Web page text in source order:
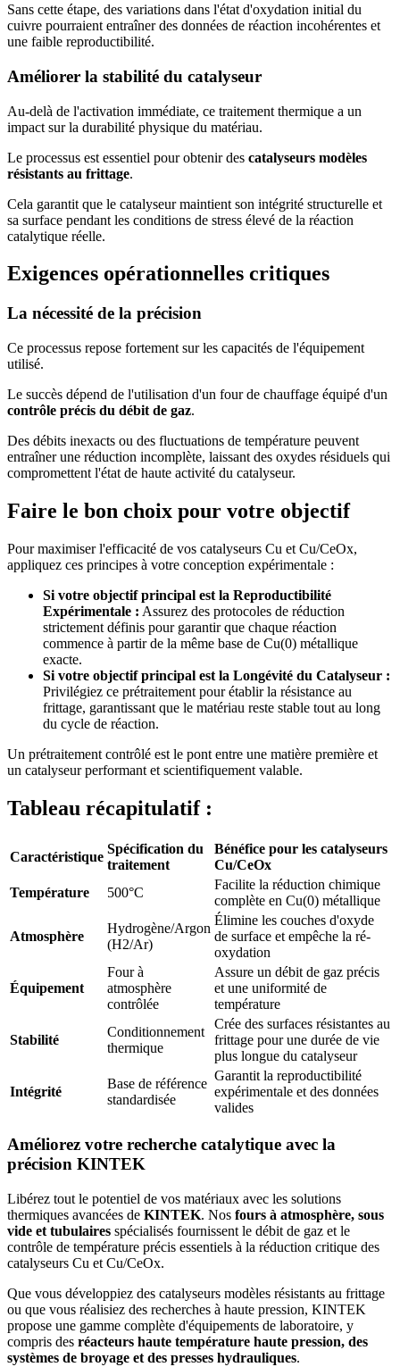
Sans cette étape, des variations dans l'état d'oxydation initial du
cuivre pourraient entraîner des données de réaction incohérentes et
une faible reproductibilité.
Améliorer la stabilité du catalyseur
Au-delà de l'activation immédiate, ce traitement thermique a un
impact sur la durabilité physique du matériau.
Le processus est essentiel pour obtenir des catalyseurs modèles
résistants au frittage.
Cela garantit que le catalyseur maintient son intégrité structurelle et
sa surface pendant les conditions de stress élevé de la réaction
catalytique réelle.
Exigences opérationnelles critiques
La nécessité de la précision
Ce processus repose fortement sur les capacités de l'équipement
utilisé.
Le succès dépend de l'utilisation d'un four de chauffage équipé d'un
contrôle précis du débit de gaz.
Des débits inexacts ou des fluctuations de température peuvent
entraîner une réduction incomplète, laissant des oxydes résiduels qui
compromettent l'état de haute activité du catalyseur.
Faire le bon choix pour votre objectif
Pour maximiser l'efficacité de vos catalyseurs Cu et Cu/CeOx,
appliquez ces principes à votre conception expérimentale :
Si votre objectif principal est la Reproductibilité
Expérimentale : Assurez des protocoles de réduction
strictement définis pour garantir que chaque réaction
commence à partir de la même base de Cu(0) métallique
exacte.
Si votre objectif principal est la Longévité du Catalyseur :
Privilégiez ce prétraitement pour établir la résistance au
frittage, garantissant que le matériau reste stable tout au long
du cycle de réaction.
Un prétraitement contrôlé est le pont entre une matière première et
un catalyseur performant et scientifiquement valable.
Tableau récapitulatif :
Caractéristique
Spécification du
traitement
Bénéfice pour les catalyseurs
Cu/CeOx
Température
500°C
Facilite la réduction chimique
complète en Cu(0) métallique
Atmosphère
Hydrogène/Argon
(H2/Ar)
Élimine les couches d'oxyde
de surface et empêche la ré-
oxydation
Équipement
Four à
atmosphère
contrôlée
Assure un débit de gaz précis
et une uniformité de
température
Stabilité
Conditionnement
thermique
Crée des surfaces résistantes au
frittage pour une durée de vie
plus longue du catalyseur
Intégrité
Base de référence
standardisée
Garantit la reproductibilité
expérimentale et des données
valides
Améliorez votre recherche catalytique avec la
précision KINTEK
Libérez tout le potentiel de vos matériaux avec les solutions
thermiques avancées de KINTEK. Nos fours à atmosphère, sous
vide et tubulaires spécialisés fournissent le débit de gaz et le
contrôle de température précis essentiels à la réduction critique des
catalyseurs Cu et Cu/CeOx.
Que vous développiez des catalyseurs modèles résistants au frittage
ou que vous réalisiez des recherches à haute pression, KINTEK
propose une gamme complète d'équipements de laboratoire, y
compris des réacteurs haute température haute pression, des
systèmes de broyage et des presses hydrauliques.